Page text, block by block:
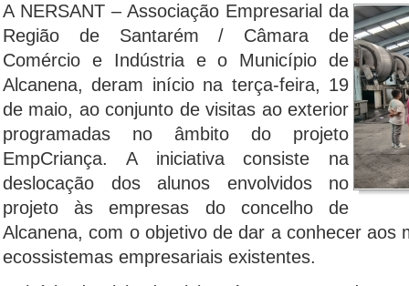
A NERSANT – Associação Empresarial da
Região de Santarém / Câmara de
Comércio e Indústria e o Município de
Alcanena, deram início na terça-feira, 19
de maio, ao conjunto de visitas ao exterior
programadas no âmbito do projeto
EmpCriança. A iniciativa consiste na
deslocação dos alunos envolvidos no
projeto às empresas do concelho de
Alcanena, com o objetivo de dar a conhecer aos
ecossistemas empresariais existentes.